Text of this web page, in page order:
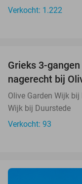
Verkocht: 1.222
Grieks 3-
nagerecht bij
Olive Garden Wijk
Wijk bij Duurstede
Verkocht: 93